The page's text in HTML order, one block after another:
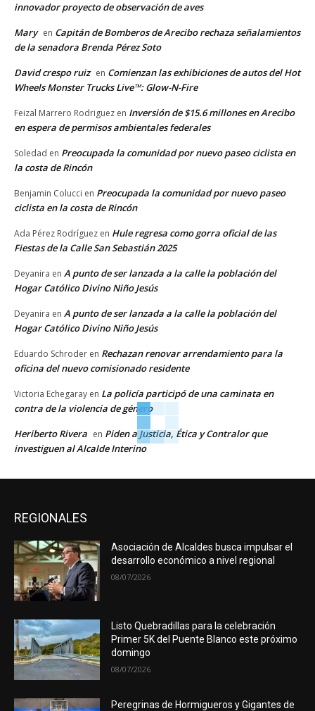
innovador proyecto de observación de aves
Mary en Capitán de Bomberos de Arecibo rechaza señalamientos
de la senadora Brenda Pérez Soto
David crespo ruiz en Comienzan las exhibiciones de autos del Hot
Wheels Monster Trucks Live™: Glow-N-Fire
Feizal Marrero Rodriguez en Inversión de $15.6 millones en Arecibo
en espera de permisos ambientales federales
Soledad en Preocupada la comunidad por nuevo paseo ciclista en
la costa de Rincón
Benjamin Colucci en Preocupada la comunidad por nuevo paseo
ciclista en la costa de Rincón
Ada Pérez Rodríguez en Hule regresa como gorra oficial de las
Fiestas de la Calle San Sebastián 2025
Deyanira en A punto de ser lanzada a la calle la población del
Hogar Católico Divino Niño Jesús
Deyanira en A punto de ser lanzada a la calle la población del
Hogar Católico Divino Niño Jesús
Eduardo Schroder en Rechazan renovar arrendamiento para la
oficina del nuevo comisionado residente
Victoria Echegaray en La policía participó de una caminata en
contra de la violencia de género
Heriberto Rivera en Piden a Justicia, Ética y Contralor que
investiguen al Alcalde Interino
REGIONALES
Asociación de Alcaldes busca impulsar el
desarrollo económico a nivel regional
08/07/2026
Listo Quebradillas para la celebración
Primer 5K del Puente Blanco este próximo
domingo
08/07/2026
Peregrinas de Hormigueros y Gigantes de